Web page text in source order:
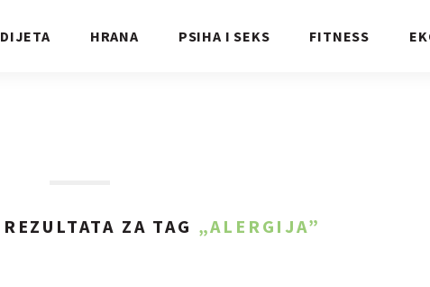
DIJETA HRANA PSIHA I SEKS FITNESS
REZULTATA ZA TAG „ALERGIJA”